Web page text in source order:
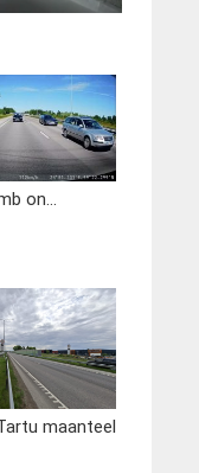
on...
maanteel